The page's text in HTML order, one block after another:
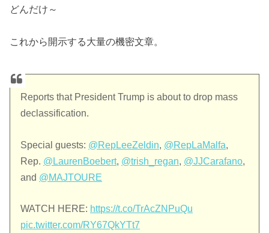
どんだけ～
これから開示する大量の機密文章。
Reports that President Trump is about to drop mass
declassification.
Special guests: @RepLeeZeldin, @RepLaMalfa,
Rep. @LaurenBoebert, @trish_regan, @JJCarafano,
and @MAJTOURE
WATCH HERE: https://t.co/TrAcZNPuQu
pic.twitter.com/RY67QkYTt7